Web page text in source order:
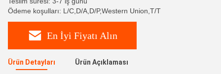
Ödeme koşulları: L/C,D/A,D/P,Western Union,T/T
En İyi Fiyatı Alın
Ürün Detayları Ürün Açıklaması